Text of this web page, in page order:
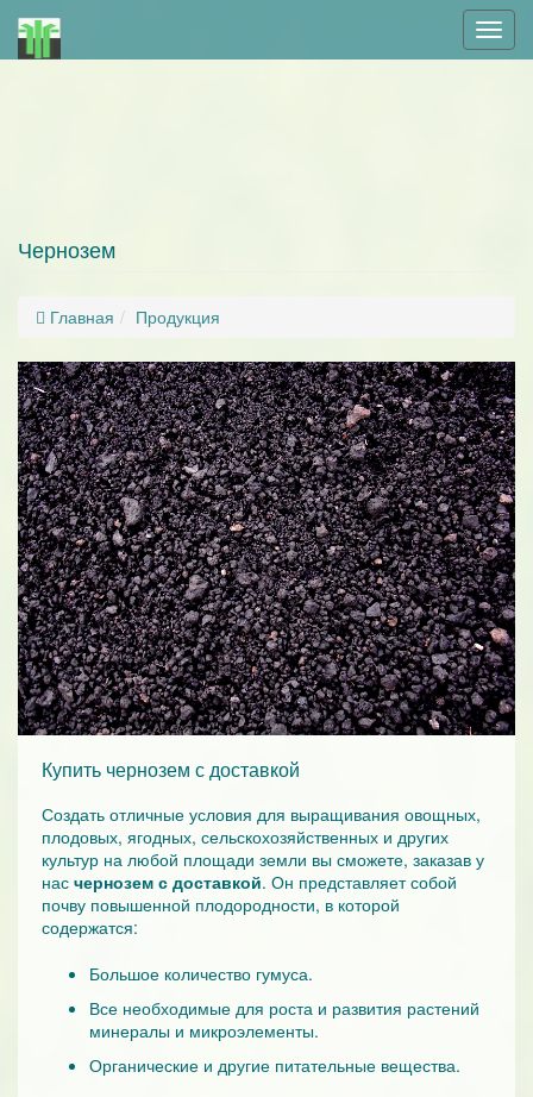
Меню
Чернозем
Главная Продукция
Купить чернозем с доставкой
Создать отличные условия для выращивания овощных,
плодовых, ягодных, сельскохозяйственных и других
культур на любой площади земли вы сможете, заказав у
нас чернозем с доставкой. Он представляет собой
почву повышенной плодородности, в которой
содержатся:
Большое количество гумуса.
Все необходимые для роста и развития растений
минералы и микроэлементы.
Органические и другие питательные вещества.